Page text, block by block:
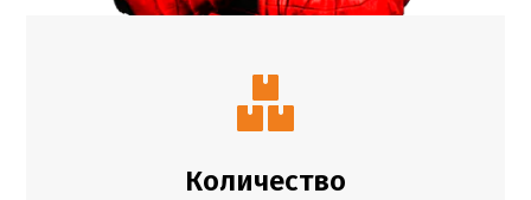
Количество